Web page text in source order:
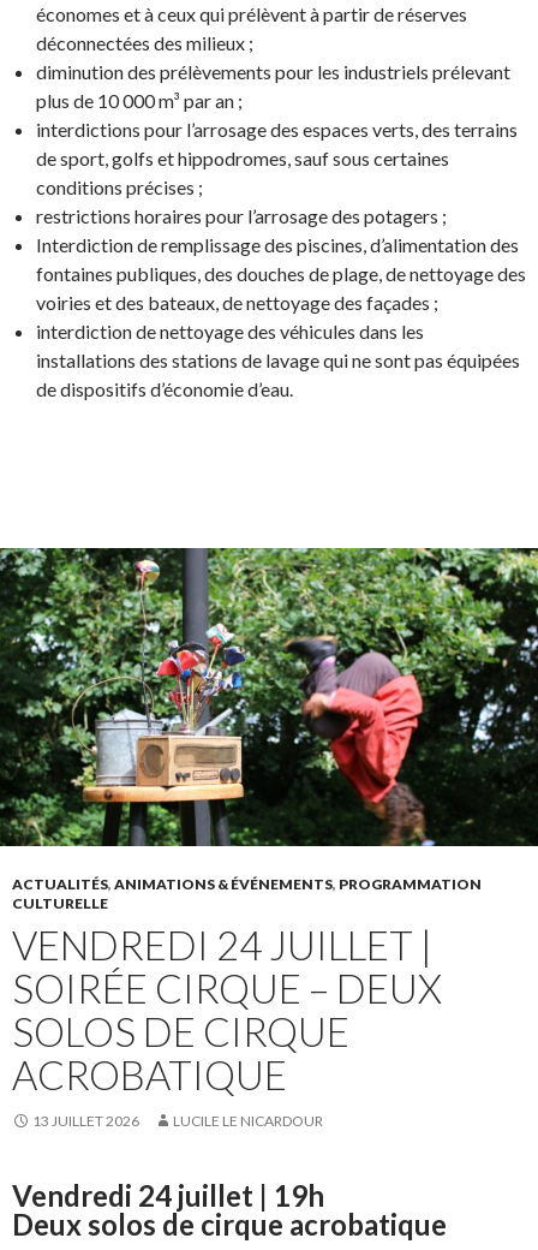
économes et à ceux qui prélèvent à partir de réserves
déconnectées des milieux ;
diminution des prélèvements pour les industriels prélevant
plus de 10 000 m³ par an ;
interdictions pour l’arrosage des espaces verts, des terrains
de sport, golfs et hippodromes, sauf sous certaines
conditions précises ;
restrictions horaires pour l’arrosage des potagers ;
Interdiction de remplissage des piscines, d’alimentation des
fontaines publiques, des douches de plage, de nettoyage des
voiries et des bateaux, de nettoyage des façades ;
interdiction de nettoyage des véhicules dans les
installations des stations de lavage qui ne sont pas équipées
de dispositifs d’économie d’eau.
ACTUALITÉS, ANIMATIONS & ÉVÉNEMENTS, PROGRAMMATION
CULTURELLE
VENDREDI 24 JUILLET |
SOIRÉE CIRQUE – DEUX
SOLOS DE CIRQUE
ACROBATIQUE
13 JUILLET 2026 LUCILE LE NICARDOUR
Vendredi 24 juillet | 19h
Deux solos de cirque acrobatique